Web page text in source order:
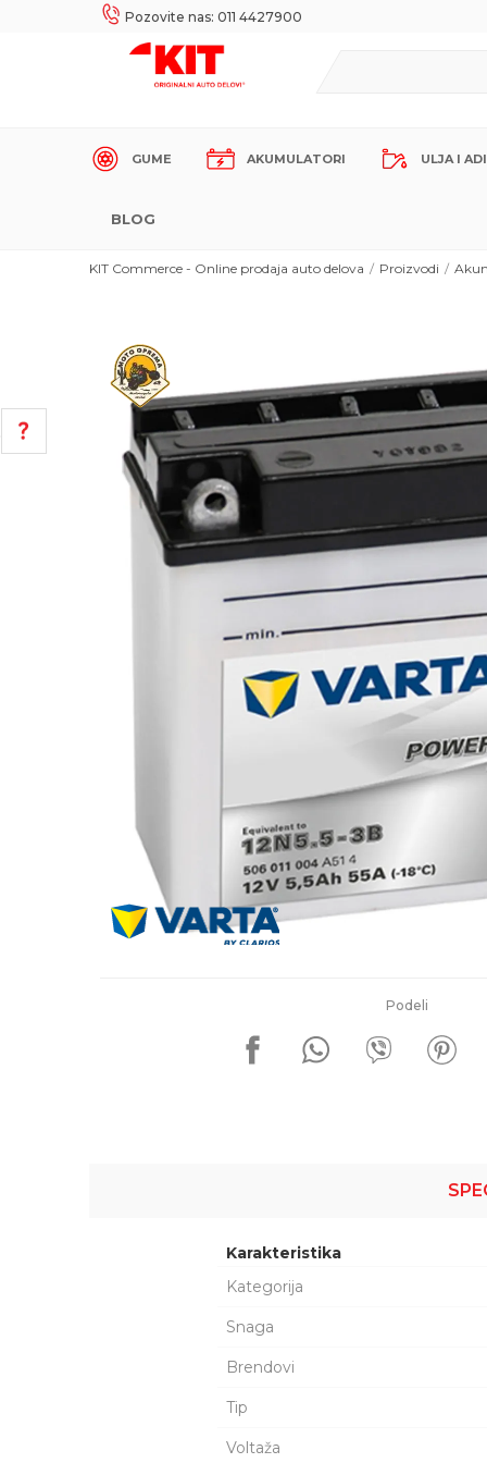
Pozovite nas: 011 4427900
SIGURNO PLAĆANJE PLATNIM KARTICAMA!
GUME AKUMULATORI ULJA I
BLOG
KIT Commerce - Online prodaja auto delova Proizvodi
Podeli
POMOĆ PRI KUPOVINI
Za više informacija, pomoć i
porudžbine
011 4427900
Radnim danom: 08-16h
Karakteristika
Kategorija
Snaga
Brendovi
Tip
Voltaža